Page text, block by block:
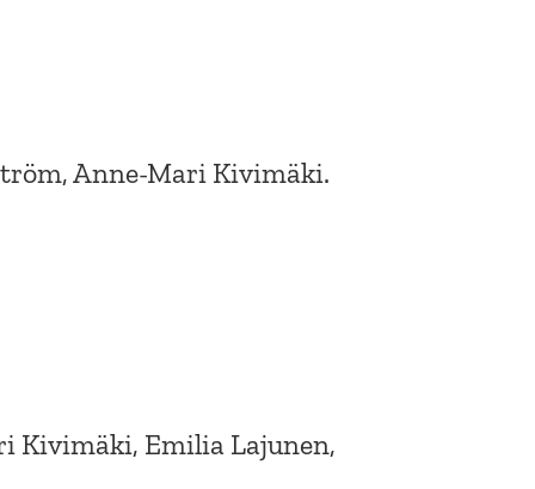
Anne-Mari Kivimäki.
Kivimäki, Emilia Lajunen,